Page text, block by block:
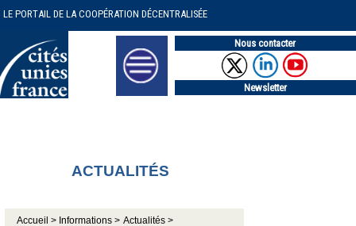
LE PORTAIL DE LA COOPÉRATION DÉCENTRALISÉE
Nous contacter
Newsletter
ACTUALITÉS
Accueil > Informations > Actualités >